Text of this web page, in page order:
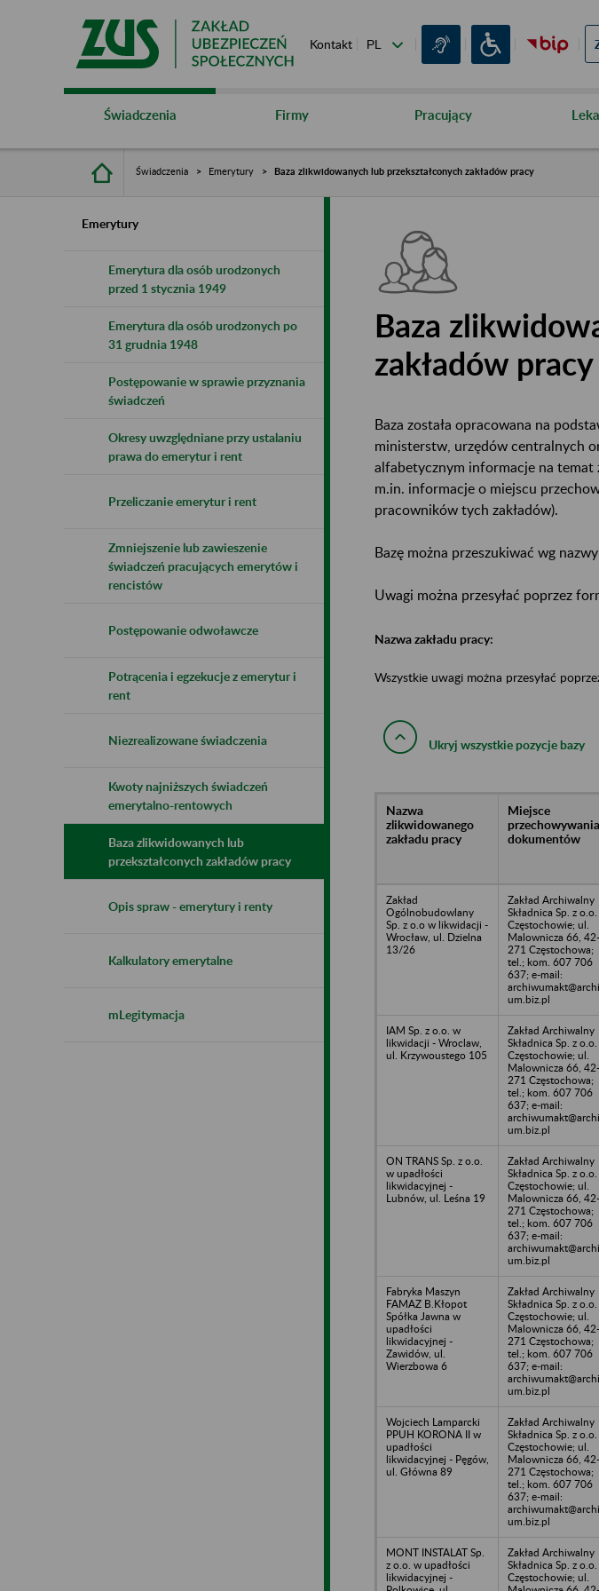
Kontakt
Świadczenia Firmy Pracujący
Świadczenia Emerytury Baza zlikwidowanych lub przekształconych zakładów pracy
Emerytury
Emerytura dla osób urodzonych
przed 1 stycznia 1949
Emerytura dla osób urodzonych po
31 grudnia 1948
Postępowanie w sprawie przyznania
świadczeń
Okresy uwzględniane przy ustalaniu
prawa do emerytur i rent
Przeliczanie emerytur i rent
Zmniejszenie lub zawieszenie
świadczeń pracujących emerytów i
rencistów
Postępowanie odwoławcze
Potrącenia i egzekucje z emerytur i
rent
Niezrealizowane świadczenia
Kwoty najniższych świadczeń
emerytalno-rentowych
Baza zlikwidowanych lub
przekształconych zakładów pracy
Opis spraw - emerytury i renty
Kalkulatory emerytalne
mLegitymacja
Baza
zakładów pracy
Baza została opracowana na
ministerstw, urzędów centralnych
alfabetycznym informacje na temat
m.in. informacje o miejscu
pracowników tych zakładów).
Bazę można przeszukiwać wg
Uwagi można przesyłać poprzez
Nazwa zakładu pracy:
Wszystkie uwagi można przesyłać
Ukryj wszystkie pozycje bazy
Nazwa
zlikwidowanego
zakładu pracy
Miejsce
przechowywania
dokumentów
Zakład
Ogólnobudowlany
Sp. z o.o w likwidacji -
Wrocław, ul. Dzielna
13/26
Zakład Archiwalny
Składnica Sp. z
Częstochowie; ul.
Malownicza 66, 42-
271 Częstochowa;
tel.; kom. 607 706
637; e-mail:
um.biz.pl
IAM Sp. z o.o. w
likwidacji - Wroclaw,
ul. Krzywoustego 105
Zakład Archiwalny
Składnica Sp. z
Częstochowie; ul.
Malownicza 66, 42-
271 Częstochowa;
tel.; kom. 607 706
637; e-mail:
um.biz.pl
ON TRANS Sp. z o.o.
w upadłości
likwidacyjnej -
Lubnów, ul. Leśna 19
Zakład Archiwalny
Składnica Sp. z
Częstochowie; ul.
Malownicza 66, 42-
271 Częstochowa;
tel.; kom. 607 706
637; e-mail:
um.biz.pl
Fabryka Maszyn
FAMAZ B.Kłopot
Spółka Jawna w
upadłości
likwidacyjnej -
Zawidów, ul.
Wierzbowa 6
Zakład Archiwalny
Składnica Sp. z
Częstochowie; ul.
Malownicza 66, 42-
271 Częstochowa;
tel.; kom. 607 706
637; e-mail:
um.biz.pl
Wojciech Lamparcki
PPUH KORONA II w
upadłości
likwidacyjnej - Pęgów,
ul. Główna 89
Zakład Archiwalny
Składnica Sp. z
Częstochowie; ul.
Malownicza 66, 42-
271 Częstochowa;
tel.; kom. 607 706
637; e-mail:
um.biz.pl
MONT INSTALAT Sp.
z o.o. w upadłości
likwidacyjnej -
Zakład Archiwalny
Składnica Sp. z
Częstochowie; ul.